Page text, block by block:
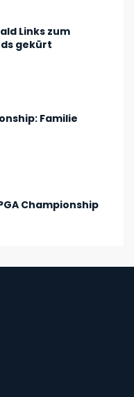
Links zum
gekürt
Familie
Championship